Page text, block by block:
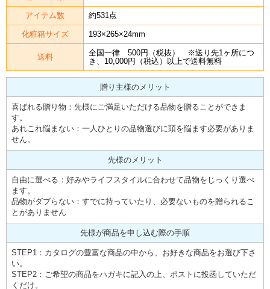
アイテム数 約531点
化粧箱サイズ 193×265×24mm
送料
全国一律 500円（税抜） ※送り先1ヶ所につ
き、10,000円（税込）以上で送料無料
贈り主様のメリット
喜ばれる贈り物：先様にご満足いただける品物を贈ることができま
す。
あれこれ悩まない：一人ひとりの品物選びに頭を悩ます必要がありま
せん。
先様のメリット
自由に選べる：好みやライフスタイルに合わせて品物をじっくり選べ
ます。
品物がダブらない：すでに持っていたり、必要ないものを贈られるこ
とがありません
先様が商品を申し込む際の手順
STEP1：カタログの豊富な商品の中から、お好きな商品をお選び下さ
い。
STEP2：ご希望の商品をハガキに記入の上、ポストに投函していただ
くだけ。